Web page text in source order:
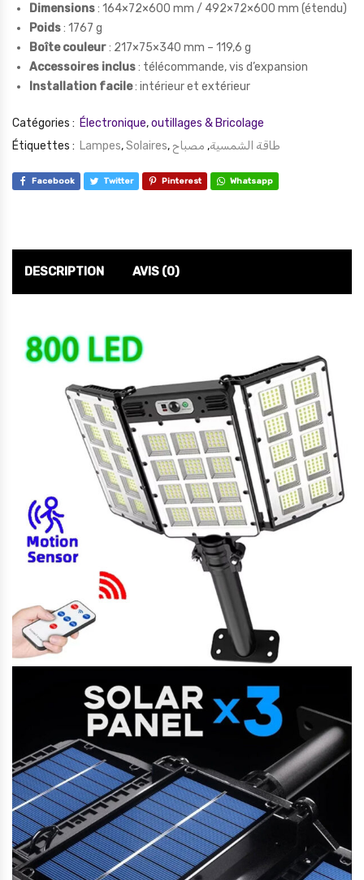
Dimensions: 164×72×600 mm / 492×72×600 mm (étendu)
Poids: 1767 g
Boîte couleur: 217×75×340 mm – 119,6 g
Accessoires inclus: télécommande, vis d’expansion
Installation facile: intérieur et extérieur
Catégories : Électronique,outillages & Bricolage
Étiquettes : Lampes,Solaires, طاقة الشمسية, مصباح
Facebook Twitter Pinterest Whatsapp
DESCRIPTION AVIS (0)